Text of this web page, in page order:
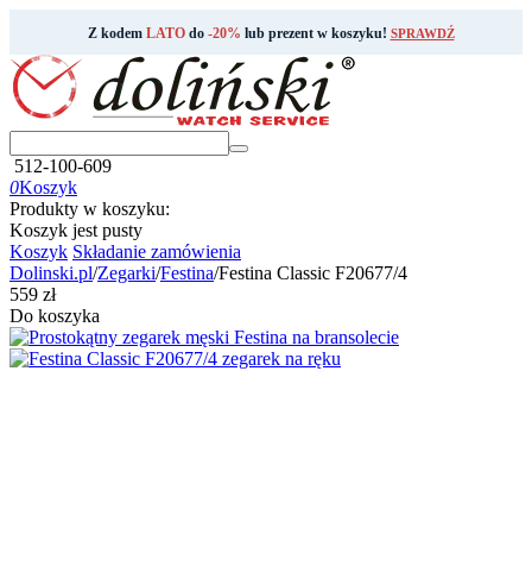
Z kodem LATOdo -20% lub prezent w koszyku! SPRAWDŹ
512-100-609
0Koszyk
Produkty w koszyku:
Koszyk jest pusty
Koszyk Składanie zamówienia
Dolinski.pl/Zegarki/Festina/Festina Classic F20677/4
‍559‍ zł
Do koszyka